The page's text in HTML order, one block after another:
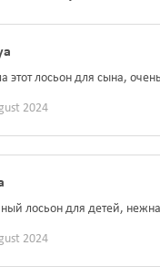
этот лосьон для сына,
2024
лосьон для детей,
2024